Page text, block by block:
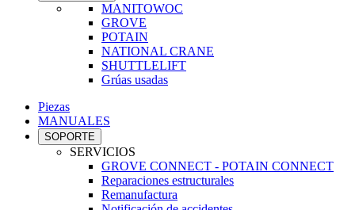
MANITOWOC
GROVE
POTAIN
NATIONAL CRANE
SHUTTLELIFT
Grúas usadas
Piezas
MANUALES
SOPORTE
SERVICIOS
GROVE CONNECT - POTAIN CONNECT
Reparaciones estructurales
Remanufactura